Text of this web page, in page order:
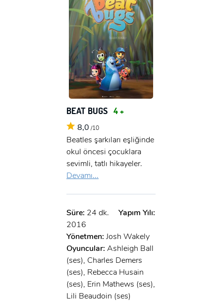
BEAT BUGS 4 +
8,0 /10
Beatles şarkıları eşliğinde
okul öncesi çocuklara
sevimli, tatlı hikayeler.
Devamı...
Süre: 24 dk.
Yapım Yılı:
2016
Yönetmen: Josh Wakely
Oyuncular: Ashleigh Ball
(ses), Charles Demers
(ses), Rebecca Husain
(ses), Erin Mathews (ses),
Lili Beaudoin (ses)